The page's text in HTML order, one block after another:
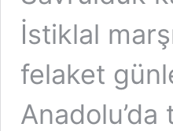
İstiklal
felaket